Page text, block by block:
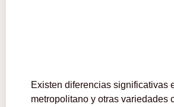
Existen diferencias significativas
metropolitano y otras variedades